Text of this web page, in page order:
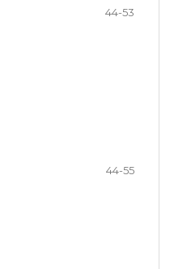
44-53
44-55